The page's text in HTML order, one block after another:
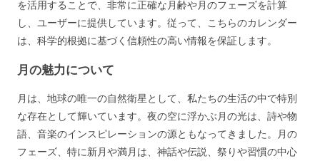
を活用することで、非常に正確な月齢や月のフェーズを計算
し、ユーザーに提供しています。従って、こちらのカレンダー
は、科学的根拠に基づく信頼性の高い情報を保証します。
月の魅力について
月は、地球の唯一の自然衛星として、私たちの生活の中で特別
な存在として輝いています。夜の空に浮かぶ月の光は、詩や物
語、音楽のインスピレーションの源ともなってきました。月の
フェーズ、特に新月や満月は、神話や伝説、祭りや習慣の中心